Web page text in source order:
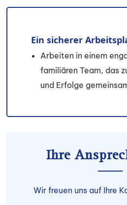
Ein sicherer
Arbeiten in einem
familiären Team, das
und Erfolge
Ihre
Wir freuen uns auf Ihre